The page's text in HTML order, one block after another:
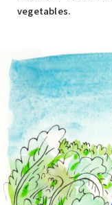
vegetables.